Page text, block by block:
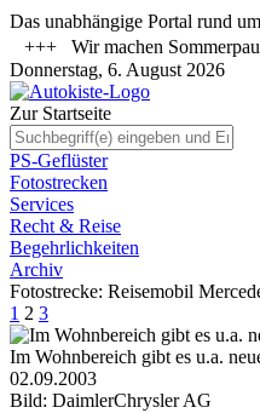
Das unabhängige Portal rund
+++ Wir machen
Donnerstag, 6. August 2026
Zur Startseite
PS-Geflüster
Fotostrecken
Services
Recht & Reise
Begehrlichkeiten
Archiv
Fotostrecke: Reisemobil
1 2 3
Im Wohnbereich gibt es u.a.
02.09.2003
Bild: DaimlerChrysler AG